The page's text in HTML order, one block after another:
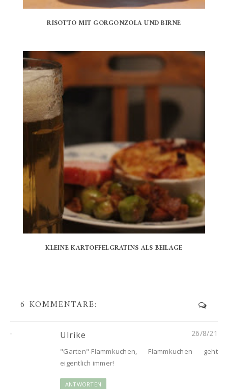
RISOTTO MIT GORGONZOLA UND BIRNE
KLEINE KARTOFFELGRATINS ALS BEILAGE
6 KOMMENTARE:
Ulrike 26/8/21
"Garten"-Flammkuchen, Flammkuchen geht
eigentlich immer!
ANTWORTEN